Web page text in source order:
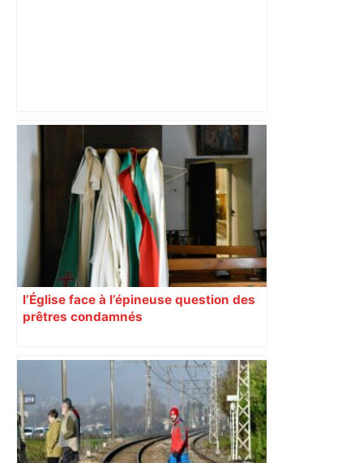
Bilan du marché du logement neuf :
une lueur d'espoir pour l'immobilier à
Toulouse ? – Actu.fr
l’Église face à l’épineuse question des
prêtres condamnés